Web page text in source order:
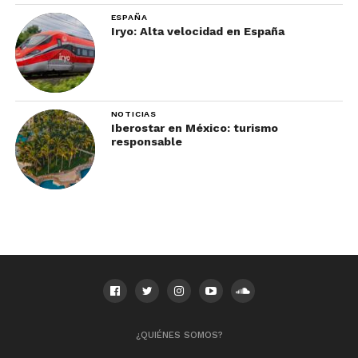
la ciudad tiene todo lo que necesitas para una
Cuenta con habitaciones, suites y apartamentos
ESPAÑA
Iryo: Alta velocidad en España
NOTICIAS
Iberostar en México: turismo
responsable
¿QUIÉNES SOMOS?